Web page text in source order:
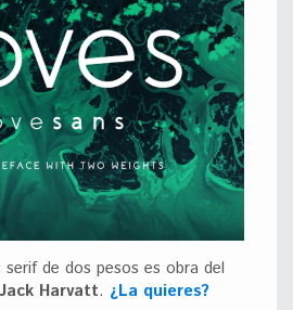
de dos pesos es obra del
Jack Harvatt. ¿La quieres?